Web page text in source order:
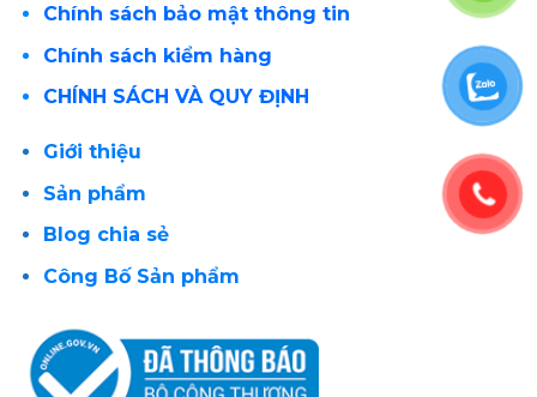
Chính sách bảo mật thông tin
Chính sách kiểm hàng
CHÍNH SÁCH VÀ QUY ĐỊNH
Giới thiệu
Sản phẩm
Blog chia sẻ
Công Bố Sản phẩm